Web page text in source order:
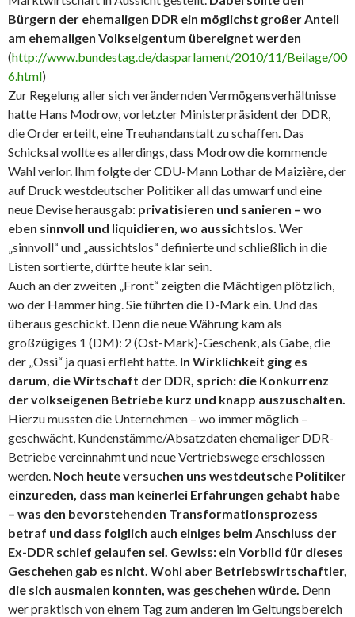
Bürgern der ehemaligen DDR ein möglichst großer Anteil
am ehemaligen Volkseigentum übereignet werden
(http://www.bundestag.de/dasparlament/2010/11/Beilage/00
6.html)
Zur Regelung aller sich verändernden Vermögensverhältnisse
hatte Hans Modrow, vorletzter Ministerpräsident der DDR,
die Order erteilt, eine Treuhandanstalt zu schaffen. Das
Schicksal wollte es allerdings, dass Modrow die kommende
Wahl verlor. Ihm folgte der CDU-Mann Lothar de Maizière, der
auf Druck westdeutscher Politiker all das umwarf und eine
neue Devise herausgab: privatisieren und sanieren – wo
eben sinnvoll und liquidieren, wo aussichtslos. Wer
„sinnvoll“ und „aussichtslos“ definierte und schließlich in die
Listen sortierte, dürfte heute klar sein.
Auch an der zweiten „Front“ zeigten die Mächtigen plötzlich,
wo der Hammer hing. Sie führten die D-Mark ein. Und das
überaus geschickt. Denn die neue Währung kam als
großzügiges 1 (DM): 2 (Ost-Mark)-Geschenk, als Gabe, die
der „Ossi“ ja quasi erfleht hatte. In Wirklichkeit ging es
darum, die Wirtschaft der DDR, sprich: die Konkurrenz
der volkseigenen Betriebe kurz und knapp auszuschalten.
Hierzu mussten die Unternehmen – wo immer möglich –
geschwächt, Kundenstämme/Absatzdaten ehemaliger DDR-
Betriebe vereinnahmt und neue Vertriebswege erschlossen
werden. Noch heute versuchen uns westdeutsche Politiker
einzureden, dass man keinerlei Erfahrungen gehabt habe
– was den bevorstehenden Transformationsprozess
betraf und dass folglich auch einiges beim Anschluss der
Ex-DDR schief gelaufen sei. Gewiss: ein Vorbild für dieses
Geschehen gab es nicht. Wohl aber Betriebswirtschaftler,
die sich ausmalen konnten, was geschehen würde. Denn
wer praktisch von einem Tag zum anderen im Geltungsbereich